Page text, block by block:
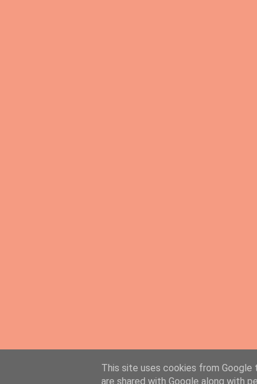
- FREE Website Submission
This site uses cookies from Google
are shared with Google along with